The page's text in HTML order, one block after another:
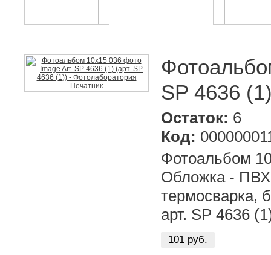
SP 4636
Остаток: 6
Код:
Фотоальбом
Обложка -
термосварка,
арт. SP 4636
101 руб.